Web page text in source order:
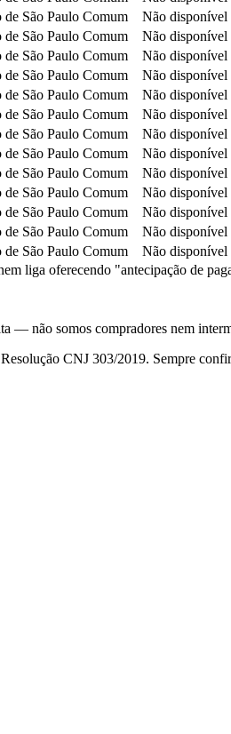
de São Paulo Comum Não disponível
de São Paulo Comum Não disponível
de São Paulo Comum Não disponível
de São Paulo Comum Não disponível
de São Paulo Comum Não disponível
de São Paulo Comum Não disponível
de São Paulo Comum Não disponível
de São Paulo Comum Não disponível
de São Paulo Comum Não disponível
de São Paulo Comum Não disponível
de São Paulo Comum Não disponível
de São Paulo Comum Não disponível
de São Paulo Comum Não disponível
liga oferecendo "antecipação de
— não somos compradores nem
CNJ 303/2019. Sempre